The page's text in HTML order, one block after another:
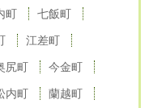
町 七飯町
江差町
尻町 今金町
内町 蘭越町